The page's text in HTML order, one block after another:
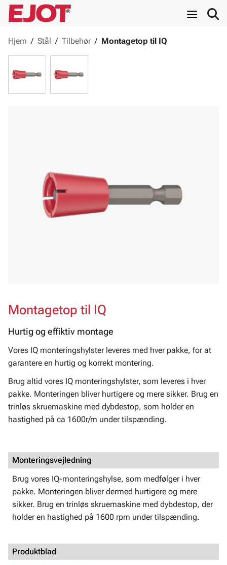
Hjem / Stål / Tilbehør / Montagetop til IQ
Montagetop til IQ
Hurtig og effiktiv montage
Vores IQ monteringshylster leveres med hver pakke, for at
garantere en hurtig og korrekt montering.
Brug altid vores IQ monteringshylster, som leveres i hver
pakke. Monteringen bliver hurtigere og mere sikker. Brug en
trinløs skruemaskine med dybdestop, som holder en
hastighed på ca 1600r/m under tilspænding.
Monteringsvejledning
Brug vores IQ-monteringshylse, som medfølger i hver
pakke. Monteringen bliver dermed hurtigere og mere
sikker. Brug en trinløs skruemaskine med dybdestop, der
holder en hastighed på 1600 rpm under tilspænding.
Produktblad